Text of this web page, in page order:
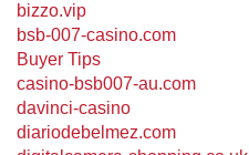
bizzo.vip
bsb-007-casino.com
Buyer Tips
casino-bsb007-au.com
davinci-casino
diariodebelmez.com